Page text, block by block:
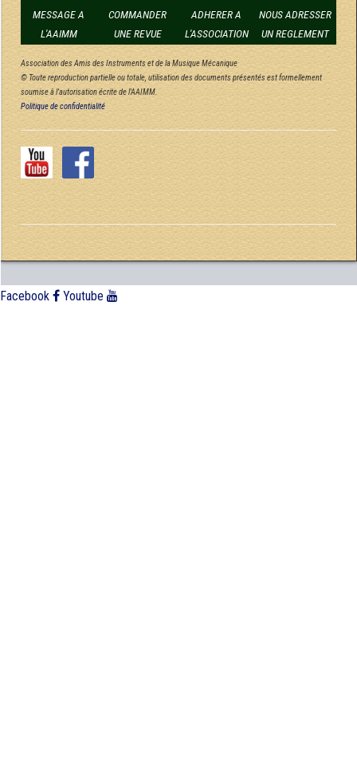
MESSAGE A
L'AAIMM
COMMANDER
UNE REVUE
ADHERER A
L'ASSOCIATION
NOUS ADRESSER
UN REGLEMENT
Association des Amis des Instruments et de la Musique Mécanique
© Toute reproduction partielle ou totale, utilisation des documents présentés est formellement
soumise à l'autorisation écrite de l'AAIMM.
Politique de confidentialité
Facebook Youtube